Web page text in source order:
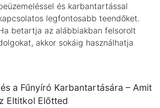
és karbantartással
legfontosabb teendőket.
betartja az alábbiakban felsorolt
akkor sokáig használhatja
a Fűnyíró Karbantartására – Amit
Eltitkol Előtted